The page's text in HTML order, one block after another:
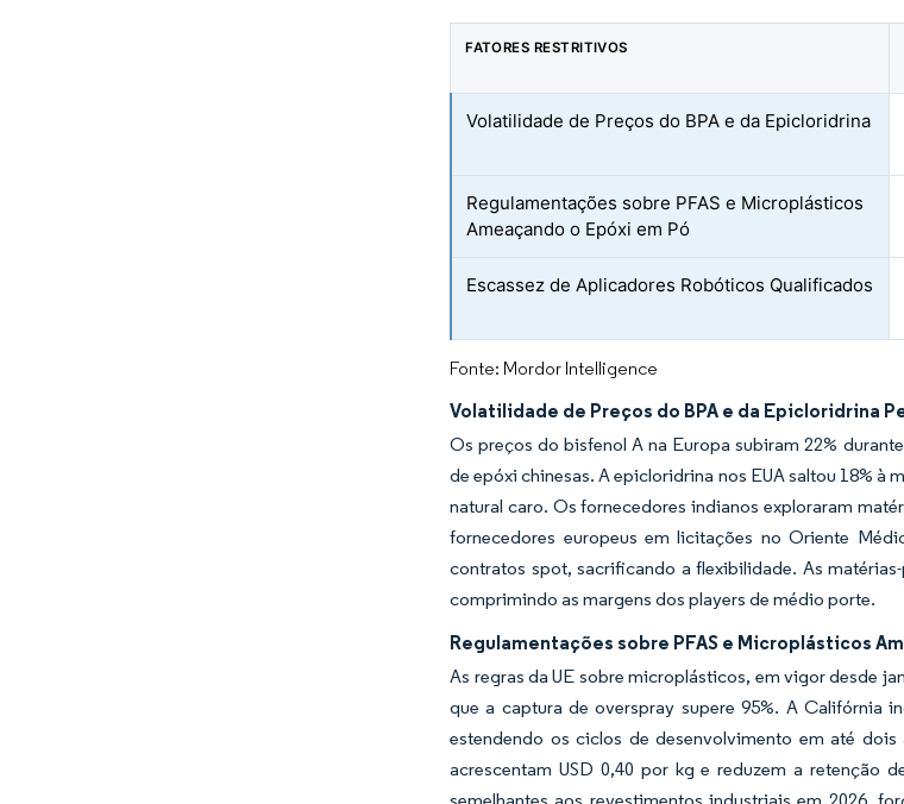
FATORES RESTRITIVOS
Volatilidade de Preços do BPA e da Epicloridrina
Regulamentações sobre PFAS e Microplásticos
Ameaçando o Epóxi em Pó
Escassez de Aplicadores Robóticos Qualificados
Fonte: Mordor Intelligence
Volatilidade de Preços do BPA e da Epicloridrina
Os preços do bisfenol A na Europa subiram 22%
de epóxi chinesas. A epicloridrina nos EUA saltou 18%
natural caro. Os fornecedores indianos exploraram
fornecedores europeus em licitações no Oriente
contratos spot, sacrificando a flexibilidade. As
comprimindo as margens dos players de médio porte.
Regulamentações sobre PFAS e Microplásticos
As regras da UE sobre microplásticos, em vigor desde
que a captura de overspray supere 95%. A Califórnia
estendendo os ciclos de desenvolvimento em até
acrescentam USD 0,40 por kg e reduzem a retenção